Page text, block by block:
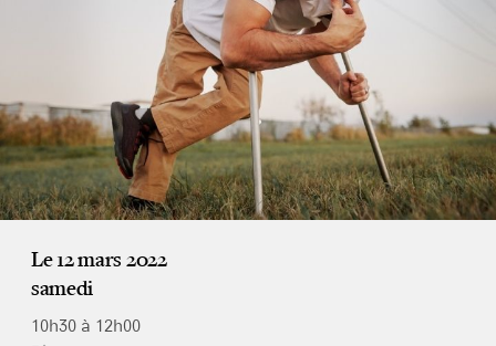
Le 12 mars 2022
samedi
10h30 à 12h00